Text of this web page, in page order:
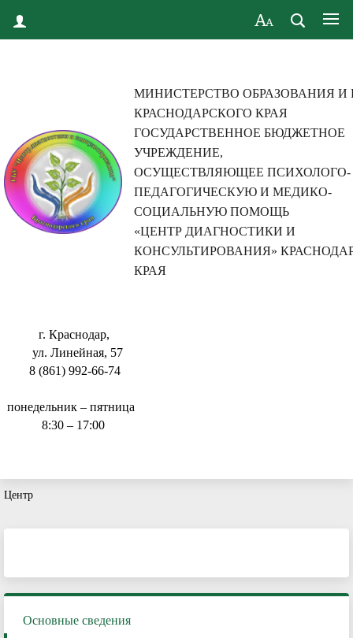
МИНИСТЕРСТВО ОБРАЗОВАНИЯ И
КРАСНОДАРСКОГО КРАЯ
ГОСУДАРСТВЕННОЕ БЮДЖЕТНОЕ
УЧРЕЖДЕНИЕ,
ОСУЩЕСТВЛЯЮЩЕЕ ПСИХОЛОГО-
ПЕДАГОГИЧЕСКУЮ И МЕДИКО-
СОЦИАЛЬНУЮ ПОМОЩЬ
«ЦЕНТР ДИАГНОСТИКИ И
КОНСУЛЬТИРОВАНИЯ»
КРАЯ
г. Краснодар,
ул. Линейная, 57
8 (861) 992-66-74
понедельник – пятница
8:30 – 17:00
Центр
Основные сведения